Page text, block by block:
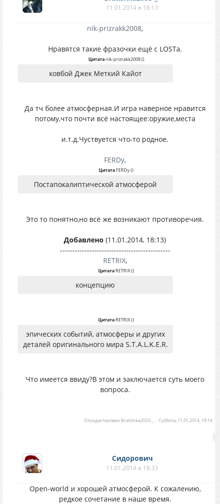
11.01.2014 в 18:13
nik-prizrakk2008,
Нравятся такие фразочки ещё с LOSTа.
Цитатаnik-prizrakk2008()
ковбой Джек Меткий Кайот
Да тч более атмосферная.И игра наверное нравится
потому,что почти всё настоящее:оружие,места
и.т.д.Чуствуется что-то родное.
FERDy,
ЦитатаFERDy()
Постапокалиптической атмосферой
Это то понятно,но всё же возникают противоречия.
Добавлено (11.01.2014, 18:13)
---------------------------------------------
RETRIX,
ЦитатаRETRIX()
концепцию
ЦитатаRETRIX()
эпических событий, атмосферы и других
деталей оригинального мира S.T.A.L.K.E.R.
Что имеется ввиду?В этом и заключается суть моего
вопроса.
Отредактировал Bratishka2033-_--Суббота, 11.01.2014, 18:14
Сидорович
11.01.2014 в 18:33
Open-world и хорошей атмосферой. К сожалению,
редкое сочетание в наше время.